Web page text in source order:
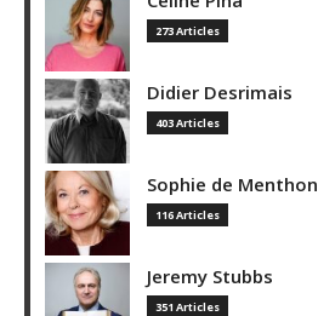
273 Articles
Didier Desrimais
403 Articles
Sophie de Menthon
116 Articles
Jeremy Stubbs
351 Articles